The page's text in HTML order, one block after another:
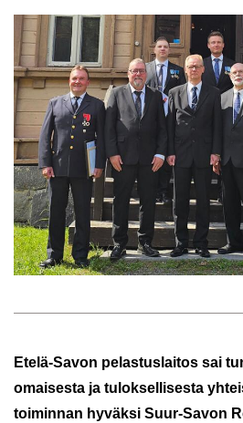
Etelä-​Savon pe­las­tus­lai­tos sai
omai­ses­ta ja tu­lok­sel­li­ses­ta
toi­min­nan hy­väk­si Suur-​Savon